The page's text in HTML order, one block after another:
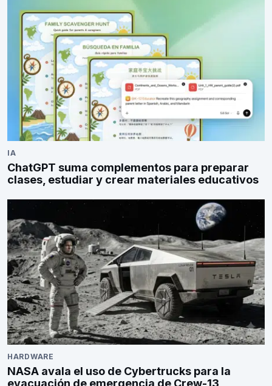
IA
ChatGPT suma complementos para preparar
clases, estudiar y crear materiales educativos
HARDWARE
NASA avala el uso de Cybertrucks para la
evacuación de emergencia de Crew-13